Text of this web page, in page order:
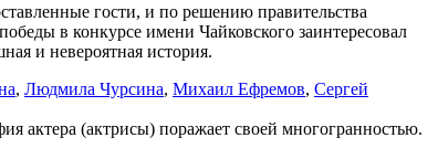
гости, и по решению правительства
в конкурсе имени Чайковского заинтересовал
и невероятная история.
, Людмила Чурсина, Михаил Ефремов, Сергей
актера (актрисы) поражает своей многогранностью.